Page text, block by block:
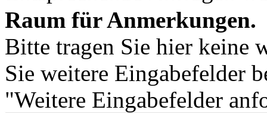
Raum für Anmerkungen.
Bitte tragen Sie hier keine
Sie weitere Eingabefelder
"Weitere Eingabefelder